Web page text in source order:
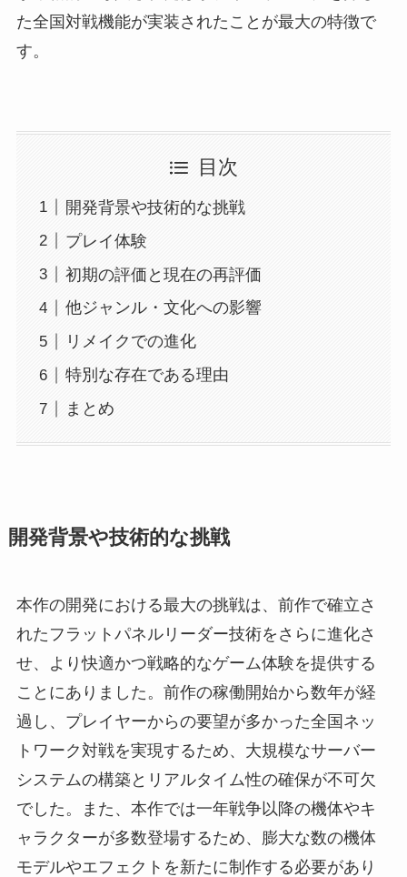
た全国対戦機能が実装されたことが最大の特徴で
す。
目次
開発背景や技術的な挑戦
プレイ体験
初期の評価と現在の再評価
他ジャンル・文化への影響
リメイクでの進化
特別な存在である理由
まとめ
開発背景や技術的な挑戦
本作の開発における最大の挑戦は、前作で確立さ
れたフラットパネルリーダー技術をさらに進化さ
せ、より快適かつ戦略的なゲーム体験を提供する
ことにありました。前作の稼働開始から数年が経
過し、プレイヤーからの要望が多かった全国ネッ
トワーク対戦を実現するため、大規模なサーバー
システムの構築とリアルタイム性の確保が不可欠
でした。また、本作では一年戦争以降の機体やキ
ャラクターが多数登場するため、膨大な数の機体
モデルやエフェクトを新たに制作する必要があり